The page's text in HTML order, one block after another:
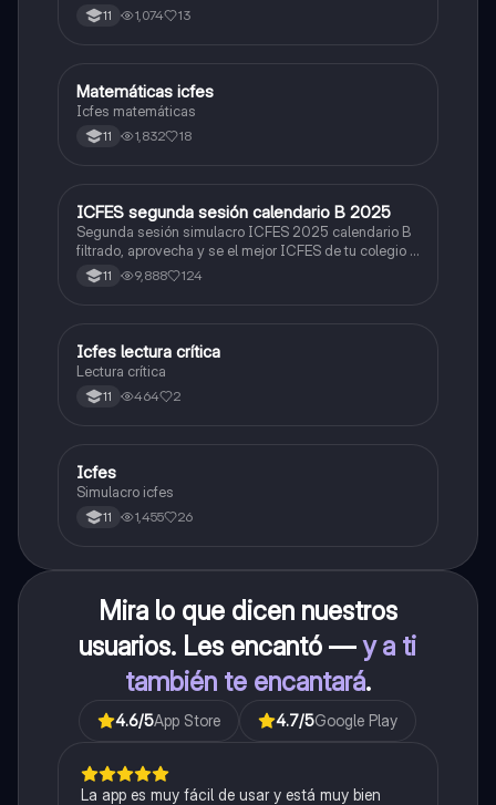
11 1,074 13
ICFES: Matemáticas
Matemáticas icfes
Icfes matemáticas
11 1,832 18
ICFES: Lectura Crítica
ICFES segunda sesión calendario B 2025
Segunda sesión simulacro ICFES 2025 calendario B
filtrado, aprovecha y se el mejor ICFES de tu colegio y
poder ingresar a universidad, y estudiar aquella
carrera con la que tanto sueñas.
11 9,888 124
Lengua Castellana
Icfes lectura crítica
Lectura crítica
11 464 2
ICFES: Sociales y Ciudadanas
Icfes
Simulacro icfes
11 1,455 26
Mira lo que dicen nuestros
usuarios. Les encantó —y a ti
también te encantará.
4.6/5App Store 4.7/5Google Play
La app es muy fácil de usar y está muy bien